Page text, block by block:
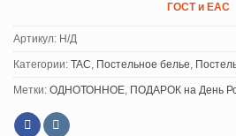
ГОСТ и ЕАС
Артикул: Н/Д
Категории: TAC Постельное белье
Метки: ОДНОТОННОЕ ПОДАРОК на День